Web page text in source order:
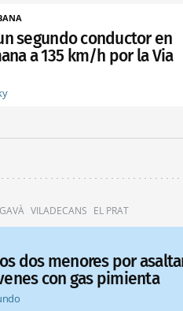
segundo conductor en
a 135 km/h por la Via
GAVÀ VILADECANS EL PRAT
dos menores por
con gas pimienta